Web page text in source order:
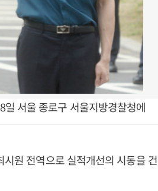
서울 종로구 서울지방경찰청에
원 전역으로 실적개선의 시동을 건